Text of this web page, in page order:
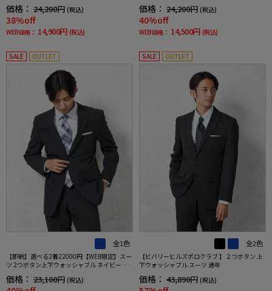
価格： 24,200円 (税込)
38%off
WEB価格： 14,900円 (税込)
価格： 24,200円 (税込)
40%off
WEB価格： 14,500円 (税込)
SALE OUTLET
全1色
【即納】選べる2着22000円【WEB限定】スー
ツ 2つボタン上下ウォッシャブル ネイビー シ
ャドウストライプ
価格： 23,100円 (税込)
SALE OUTLET
全2色
【ビバリーヒルズポロクラブ 】２つボタン 上
下ウォッシャブル スーツ 通年
価格： 43,890円 (税込)